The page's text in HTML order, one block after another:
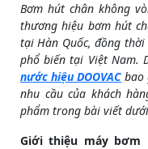
Bơm hút chân không
thương hiệu bơm hút
tại Hàn Quốc, đồng
phổ biến tại Việt Nam.
nước hiệu DOOVAC bao
nhu cầu của khách
phẩm trong bài viết
Giới thiệu máy bơm